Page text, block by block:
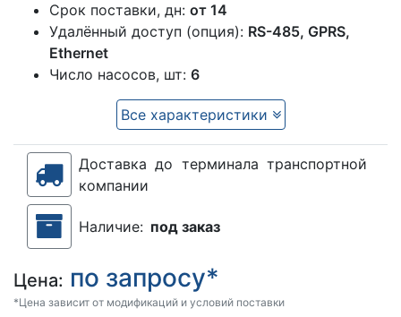
Срок поставки, дн: от 14
Удалённый доступ (опция): RS-485, GPRS,
Ethernet
Число насосов, шт: 6
Все характеристики
Доставка до терминала транспортной
компании
Наличие: под заказ
Цена: по запросу*
*Цена зависит от модификаций и условий поставки